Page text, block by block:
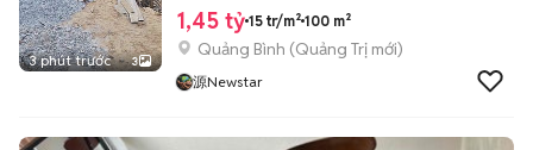
3 phút trước 3
1,45 tỷ 15 tr/m² 100 m²
Quảng Bình (Quảng Trị mới)
源Newstar